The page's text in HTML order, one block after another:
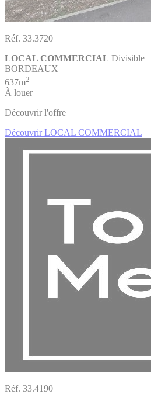
Réf. 33.3720
LOCAL COMMERCIAL Divisible
BORDEAUX
637m2
À louer
Découvrir l'offre
Découvrir LOCAL COMMERCIAL
Réf. 33.4190